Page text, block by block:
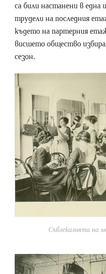
са били настанени в една
трудели на последния
където на партерния
висшето общество
сезон.
Съблекалнята на